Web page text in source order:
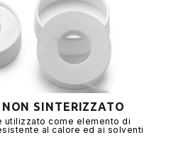
SINTERIZZATO
utilizzato come elemento di
al calore ed ai solventi